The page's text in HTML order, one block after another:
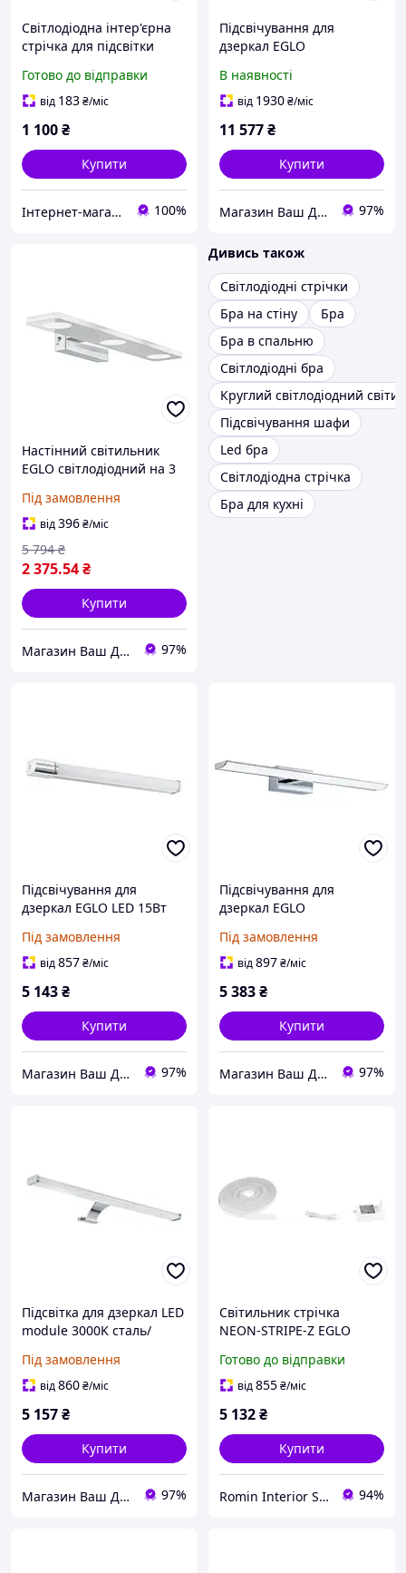
Світлодіодна інтер'єрна
стрічка для підсвітки
Готово до відправки
від 183₴/міс
1 100₴
Купити
Інтернет-магазин ,,СТОК'' 100%
Підсвічування для
дзеркал EGLO
алюмінієве 60х3 см
В наявності
від 1930₴/міс
11 577₴
Купити
Магазин Ваш ДЕКОР 97%
Настінний світильник
EGLO світлодіодний на 3
4.5х45х11.5 см
Під замовлення
від396₴/міс
2 375.54₴
5 794 ₴
Купити
Магазин Ваш ДЕКОР 97%
Дивись також
Світлодіодні стрічки
Бра на стіну
Бра
Бра в спальню
Світлодіодні бра
Круглий світлодіодний
Підсвічування шафи
Led бра
Світлодіодна стрічка
Бра для кухні
Підсвічування для
дзеркал EGLO LED 15Вт
сріблястий хром білий
68х5.5х7 см
Під замовлення
від857₴/міс
5 143₴
Купити
Магазин Ваш ДЕКОР 97%
Підсвічування для
дзеркал EGLO
хром 13х60.5х7 см
Під замовлення
від897₴/міс
5 383₴
Купити
Магазин Ваш ДЕКОР 97%
Підсвітка для дзеркал LED
module 3000K сталь/
см
Під замовлення
від860₴/міс
5 157₴
Купити
Магазин Ваш ДЕКОР 97%
Світильник стрічка
NEON-STRIPE-Z EGLO
Готово до відправки
від855₴/міс
5 132₴
Купити
Romin Interior Store 94%